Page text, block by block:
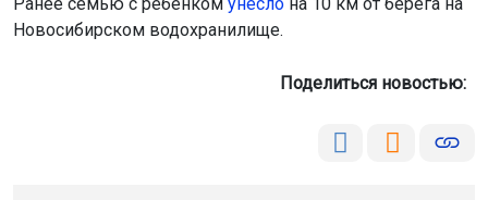
Новосибирском водохранилище.
Поделиться новостью: